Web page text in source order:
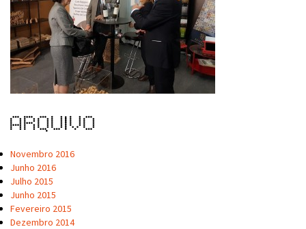
Arquivo
Novembro 2016
Junho 2016
Julho 2015
Junho 2015
Fevereiro 2015
Dezembro 2014